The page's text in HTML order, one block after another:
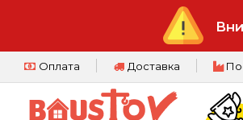
Оплата Доставка